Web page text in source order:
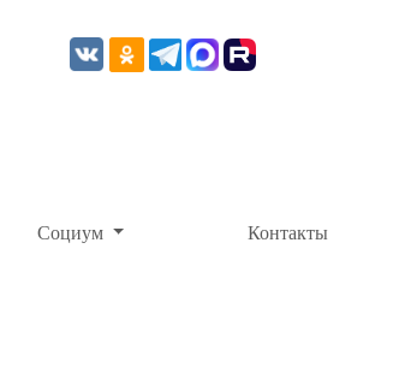
Социум Контакты